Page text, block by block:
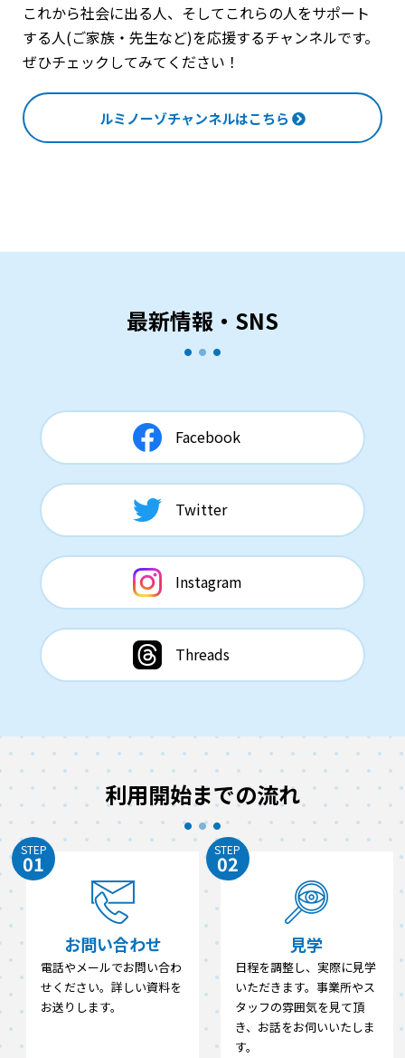
これから社会に出る人、そしてこれらの人をサポート
する人(ご家族・先生など)を応援するチャンネルです。
ぜひチェックしてみてください！
ルミノーゾチャンネルはこちら
最新情報・SNS
Facebook
Twitter
Instagram
Threads
利用開始までの流れ
STEP
01
お問い合わせ
電話やメールでお問い合わ
せください。詳しい資料を
お送りします。
STEP
02
見学
日程を調整し、実際に見学
いただきます。事業所やス
タッフの雰囲気を見て頂
き、お話をお伺いいたしま
す。